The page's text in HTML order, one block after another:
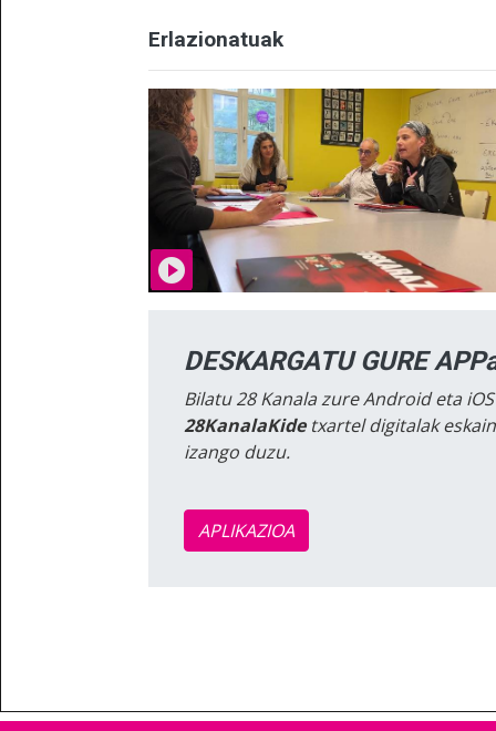
Erlazionatuak
DESKARGATU GURE
Bilatu 28 Kanala zure Android eta
28KanalaKidetxartel digitalak
izango duzu.
APLIKAZIOA